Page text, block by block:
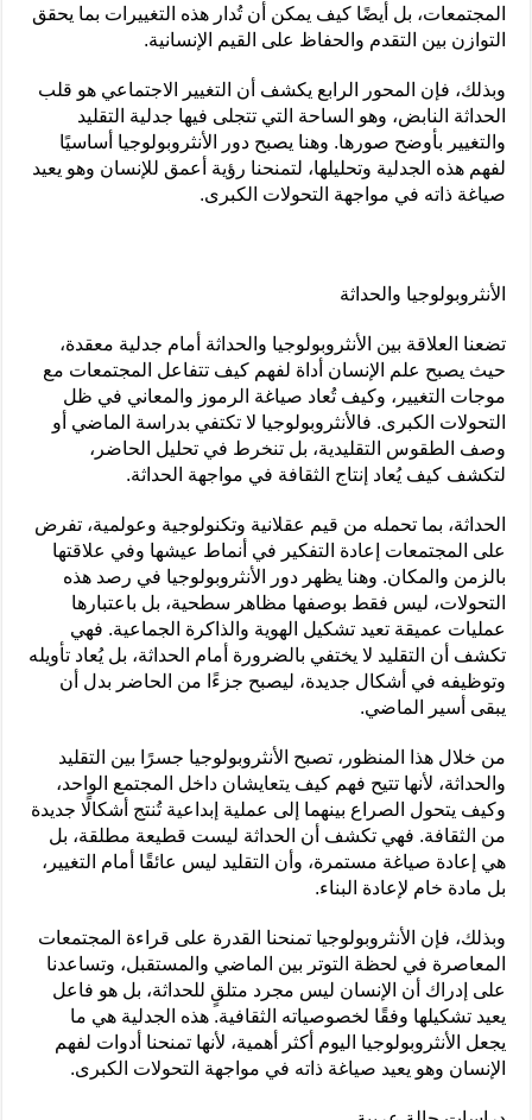
المجتمعات، بل أيضًا كيف يمكن أن تُدار هذه التغييرات بما يحقق
التوازن بين التقدم والحفاظ على القيم الإنسانية.
وبذلك، فإن المحور الرابع يكشف أن التغيير الاجتماعي هو قلب
الحداثة النابض، وهو الساحة التي تتجلى فيها جدلية التقليد
والتغيير بأوضح صورها. وهنا يصبح دور الأنثروبولوجيا أساسيًا
لفهم هذه الجدلية وتحليلها، لتمنحنا رؤية أعمق للإنسان وهو يعيد
صياغة ذاته في مواجهة التحولات الكبرى.
الأنثروبولوجيا والحداثة
تضعنا العلاقة بين الأنثروبولوجيا والحداثة أمام جدلية معقدة،
حيث يصبح علم الإنسان أداة لفهم كيف تتفاعل المجتمعات مع
موجات التغيير، وكيف تُعاد صياغة الرموز والمعاني في ظل
التحولات الكبرى. فالأنثروبولوجيا لا تكتفي بدراسة الماضي أو
وصف الطقوس التقليدية، بل تنخرط في تحليل الحاضر،
لتكشف كيف يُعاد إنتاج الثقافة في مواجهة الحداثة.
الحداثة، بما تحمله من قيم عقلانية وتكنولوجية وعولمية، تفرض
على المجتمعات إعادة التفكير في أنماط عيشها وفي علاقتها
بالزمن والمكان. وهنا يظهر دور الأنثروبولوجيا في رصد هذه
التحولات، ليس فقط بوصفها مظاهر سطحية، بل باعتبارها
عمليات عميقة تعيد تشكيل الهوية والذاكرة الجماعية. فهي
تكشف أن التقليد لا يختفي بالضرورة أمام الحداثة، بل يُعاد تأويله
وتوظيفه في أشكال جديدة، ليصبح جزءًا من الحاضر بدل أن
يبقى أسير الماضي.
من خلال هذا المنظور، تصبح الأنثروبولوجيا جسرًا بين التقليد
والحداثة، لأنها تتيح فهم كيف يتعايشان داخل المجتمع الواحد،
وكيف يتحول الصراع بينهما إلى عملية إبداعية تُنتج أشكالًا جديدة
من الثقافة. فهي تكشف أن الحداثة ليست قطيعة مطلقة، بل
هي إعادة صياغة مستمرة، وأن التقليد ليس عائقًا أمام التغيير،
بل مادة خام لإعادة البناء.
وبذلك، فإن الأنثروبولوجيا تمنحنا القدرة على قراءة المجتمعات
المعاصرة في لحظة التوتر بين الماضي والمستقبل، وتساعدنا
على إدراك أن الإنسان ليس مجرد متلقٍ للحداثة، بل هو فاعل
يعيد تشكيلها وفقًا لخصوصياته الثقافية. هذه الجدلية هي ما
يجعل الأنثروبولوجيا اليوم أكثر أهمية، لأنها تمنحنا أدوات لفهم
الإنسان وهو يعيد صياغة ذاته في مواجهة التحولات الكبرى.